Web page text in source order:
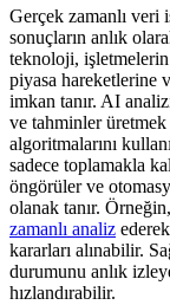
Gerçek zamanlı veri
sonuçların anlık
teknoloji, işletmelerin
piyasa hareketlerine
imkan tanır. AI
ve tahminler
algoritmalarını
sadece toplamakla
öngörüler ve
olanak tanır.
zamanlı analiz
kararları alınabilir.
durumunu anlık
hızlandırabilir.